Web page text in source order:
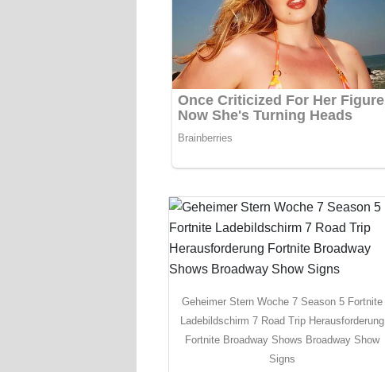
Geheimer Stern Woche 7 Season 5 Fortnite
Ladebildschirm 7 Road Trip Herausforderung
Fortnite Broadway Shows Broadway Show
Signs